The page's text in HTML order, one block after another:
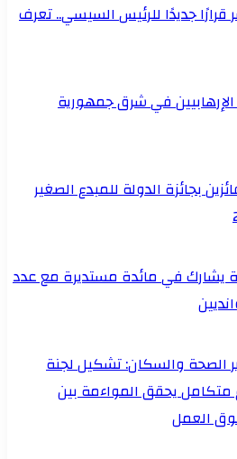
قرارًا جديدًا للرئيس السيسي.. تعرف
في شرق جمهورية
بجائزة الدولة للمبدع الصغير
يشارك في مائدة مستديرة مع عدد
الصحة والسكان: تشكيل لجنة
متكامل يحقق المواءمة بين
العمل